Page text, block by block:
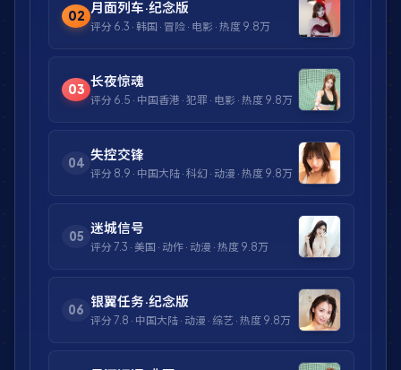
02
月面列车·纪念版
评分 6.3 · 韩国 · 冒险 · 电影 · 热度 9.8万
03
长夜惊魂
评分 6.5 · 中国香港 · 犯罪 · 电影 · 热度 9.8万
04
失控交锋
评分 8.9 · 中国大陆 · 科幻 · 动漫 · 热度 9.8万
05
迷城信号
评分 7.3 · 美国 · 动作 · 动漫 · 热度 9.8万
06
银翼任务·纪念版
评分 7.8 · 中国大陆 · 动漫 · 综艺 · 热度 9.8万